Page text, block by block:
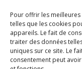
Pour offrir les
telles que les cookies
appareils. Le fait de
traiter des données
uniques sur ce site. Le
consentement peut